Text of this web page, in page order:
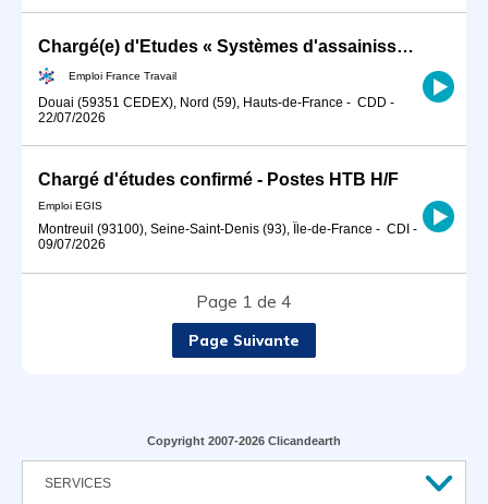
Chargé(e) d'Etudes « Systèmes d'assainissement » (H/F)
Emploi France Travail
Douai (59351 CEDEX), Nord (59), Hauts-de-France - CDD -
22/07/2026
Chargé d'études confirmé - Postes HTB H/F
Emploi EGIS
Montreuil (93100), Seine-Saint-Denis (93), Île-de-France - CDI -
09/07/2026
Page 1 de 4
Page Suivante
Copyright 2007-2026 Clicandearth
SERVICES